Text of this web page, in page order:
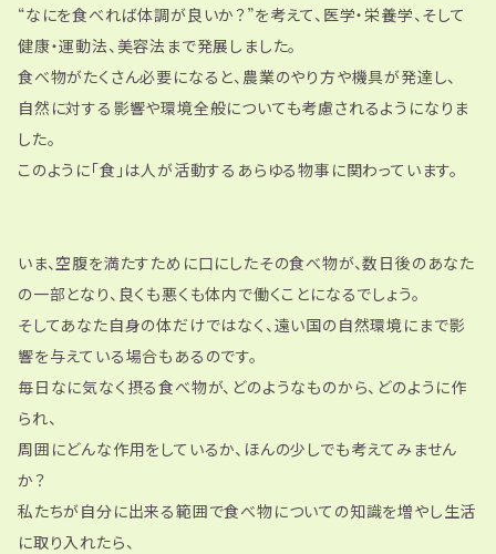
“なにを食べれば体調が良いか？”を考えて、医学・栄養学、そして
健康・運動法、美容法まで発展しました。
食べ物がたくさん必要になると、農業のやり方や機具が発達し、
自然に対する影響や環境全般についても考慮されるようになりま
した。
このように「食」は人が活動するあらゆる物事に関わっています。
いま、空腹を満たすために口にしたその食べ物が、数日後のあなた
の一部となり、良くも悪くも体内で働くことになるでしょう。
そしてあなた自身の体だけではなく、遠い国の自然環境にまで影
響を与えている場合もあるのです。
毎日なに気なく摂る食べ物が、どのようなものから、どのように作
られ、
周囲にどんな作用をしているか、ほんの少しでも考えてみません
か？
私たちが自分に出来る範囲で食べ物についての知識を増やし生活
に取り入れたら、